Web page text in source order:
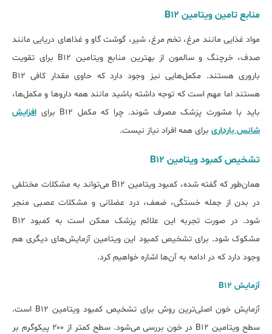
منابع تامین ویتامین B12
مواد غذایی مانند مرغ، تخم مرغ، شیر، گوشت گاو و غذاهای دریایی مانند
صدف، خرچنگ و سالمون از بهترین منابع ویتامین B12 برای تقویت
باروری هستند. مکمل‌هایی نیز وجود دارد که حاوی مقدار کافی B12
هستند اما مهم است که توجه داشته باشید مانند همه داروها و مکمل‌ها،
باید با مشورت پزشک مصرف شوند. چرا که مکمل B12 برای
افزایش
شانس بارداری برای همه افراد نیاز نیست.
تشخیص کمبود ویتامین B12
همان‌طور که گفته شده، کمبود ویتامین B12 می‌تواند به مشکلات مختلفی
در بدن از جمله خستگی، ضعف، درد عضلانی و مشکلات عصبی منجر
شود. در صورت تجربه این علائم پزشک ممکن است به کمبود B12
مشکوک ‌شود. برای تشخیص کمبود این ویتامین آزمایش‌های دیگری هم
وجود دارد که در ادامه به آن‌ها اشاره خواهیم کرد.
آزمایش B12
آزمایش خون اصلی‌ترین روش برای تشخیص کمبود ویتامین B12 است.
سطح ویتامین B12 در خون بررسی می‌شود. سطح کمتر از ۲۰۰ پیکوگرم بر